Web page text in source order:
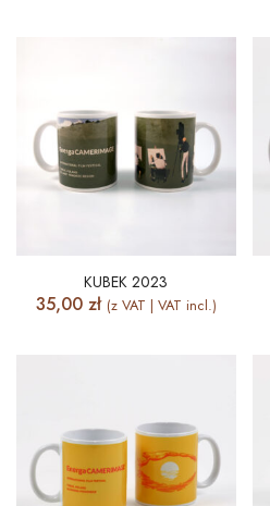
KUBEK 2023
35,00 zł (z VAT | VAT incl.)